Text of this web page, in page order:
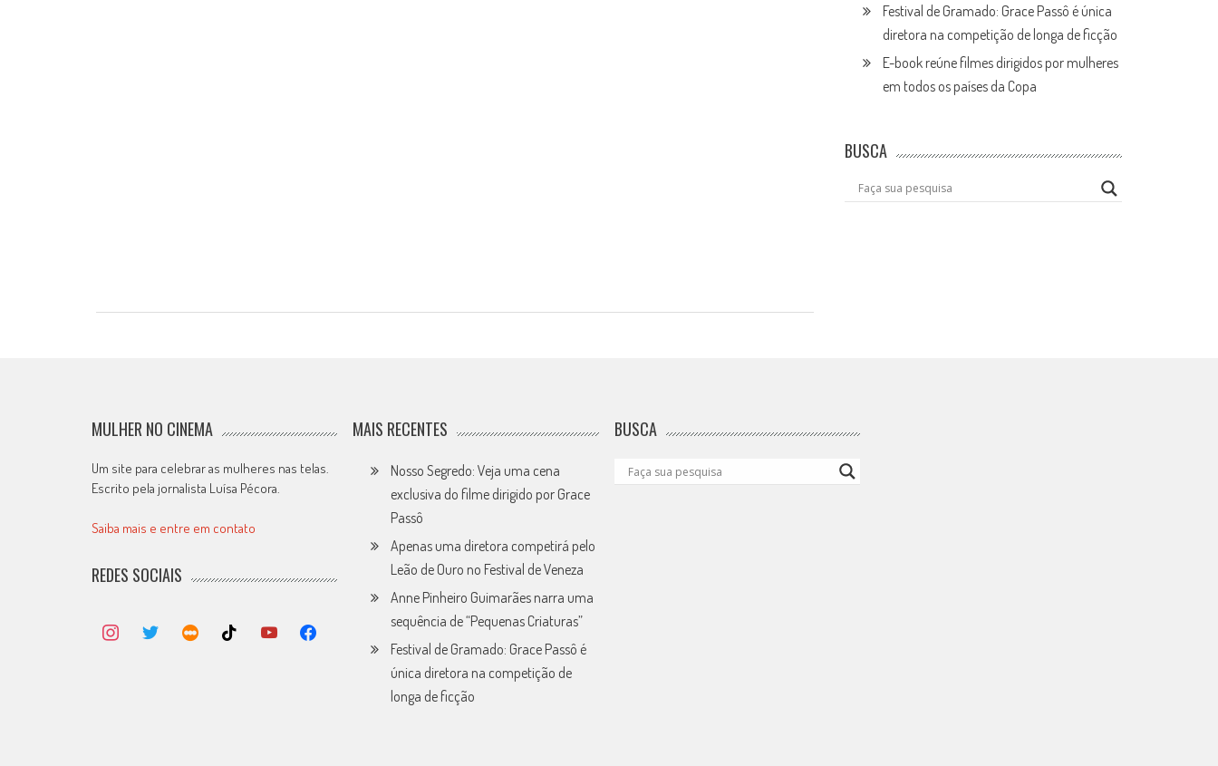
Festival de Gramado: Grace Passô é única
diretora na competição de longa de ficção
E-book reúne filmes dirigidos por mulheres
em todos os países da Copa
BUSCA
MULHER NO CINEMA
Um site para celebrar as mulheres nas telas.
Escrito pela jornalista Luísa Pécora.
Saiba mais e entre em contato
REDES SOCIAIS
MAIS RECENTES
Nosso Segredo: Veja uma cena
exclusiva do filme dirigido por Grace
Passô
Apenas uma diretora competirá pelo
Leão de Ouro no Festival de Veneza
Anne Pinheiro Guimarães narra uma
sequência de “Pequenas Criaturas”
Festival de Gramado: Grace Passô é
única diretora na competição de
longa de ficção
BUSCA